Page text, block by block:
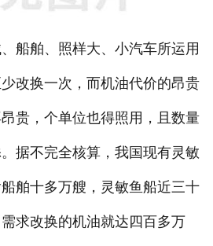
联系我们
舶、照样大、小汽车所运用
改换一次，而机油代价的昂贵
贵，个单位也得照用，且数量
据不完全核算，我国现有灵敏
舶十多万艘，灵敏鱼船近三十
求改换的机油就达四百多万